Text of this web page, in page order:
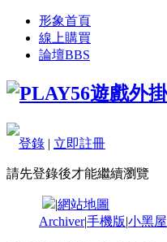
形象首頁
線上購買
論壇BBS
登錄 | 立即註冊
請先登錄後才能繼續瀏覽
|網站地圖
Archiver|手機版|小黑屋